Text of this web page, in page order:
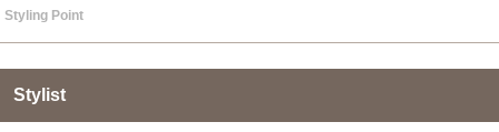
Styling Point
Stylist